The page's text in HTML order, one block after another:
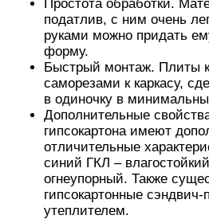
Простота обработки.
податлив, с ним очень
руками можно придать
форму.
Быстрый монтаж. Плиты
саморезами к каркасу,
в одиночку в
Дополнительные
гипсокартона имеют
отличительные
синий ГКЛ –
огнеупорный. Также
гипсокартонные сэндвич-
утеплителем.